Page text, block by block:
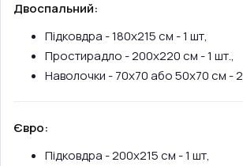
Двоспальний:
Підковдра - 180х215 см - 1 шт,
Простирадло - 200х220 см - 1 шт.,
Наволочки - 70х70 або 50х70 см -
Євро:
Підковдра - 200х215 см - 1 шт,